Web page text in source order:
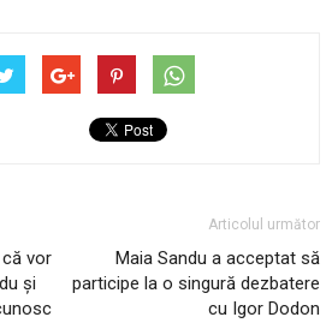
că vor
și
Articolul următor
Maia Sandu a acceptat să
participe la o singură dezbatere
cu Igor Dodon